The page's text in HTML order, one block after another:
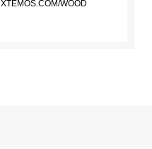
XTEMOS.COM/WOOD